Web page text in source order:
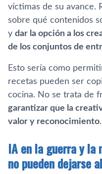
víctimas de su avance.
sobre qué contenidos
y dar la opción a los
de los conjuntos de
Esto sería como
recetas pueden ser
cocina. No se trata de
garantizar que la
valor y reconocimiento.
IA en la guerra y la
no pueden dejarse